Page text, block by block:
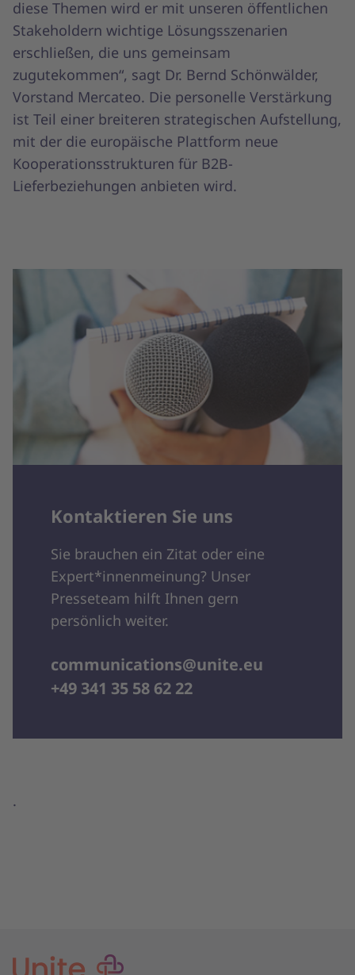
diese Themen wird er mit unseren öffentlichen
Stakeholdern wichtige Lösungsszenarien
erschließen, die uns gemeinsam
zugutekommen“, sagt Dr. Bernd Schönwälder,
Vorstand Mercateo. Die personelle Verstärkung
ist Teil einer breiteren strategischen Aufstellung,
mit der die europäische Plattform neue
Kooperationsstrukturen für B2B-
Lieferbeziehungen anbieten wird.
Kontaktieren Sie uns
Sie brauchen ein Zitat oder eine
Expert*innenmeinung? Unser
Presseteam hilft Ihnen gern
persönlich weiter.
communications@unite.eu
+49 341 35 58 62 22
.